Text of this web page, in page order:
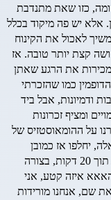
כזו שאת מתנדבת
אלא יש פה מיקוד בכלל
לאכול את הקינוח
קצת יותר טובה. אז
מכירות את הרגע שאתן
כמו שהזכרתי
ודמיונות, אבל ביד
ומציף זכרונות
על ההומאוסטזיס של
שעשרים דקות האלה, יחלפו אז כמובן
שאנחנו לא נרגיש שינוי, כי עדיין הורמון הרדיפה, הציפייה, הדופמין, ישאר גבוה כי אנחנו מול העוגה ואנחנו רק מחכות! רק מחכות! אבל אם נקטע את הציפייה הזאת ונלך לעסוק בדברים אחרים לחלוטין, תוך 20 דקות, בצורה
איזה קטע, אני
שם, אנחנו מורידות